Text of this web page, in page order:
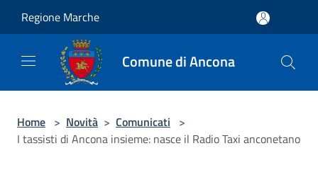
Regione Marche
Comune di Ancona
Home > Novità > Comunicati >
I tassisti di Ancona insieme: nasce il Radio Taxi anconetano